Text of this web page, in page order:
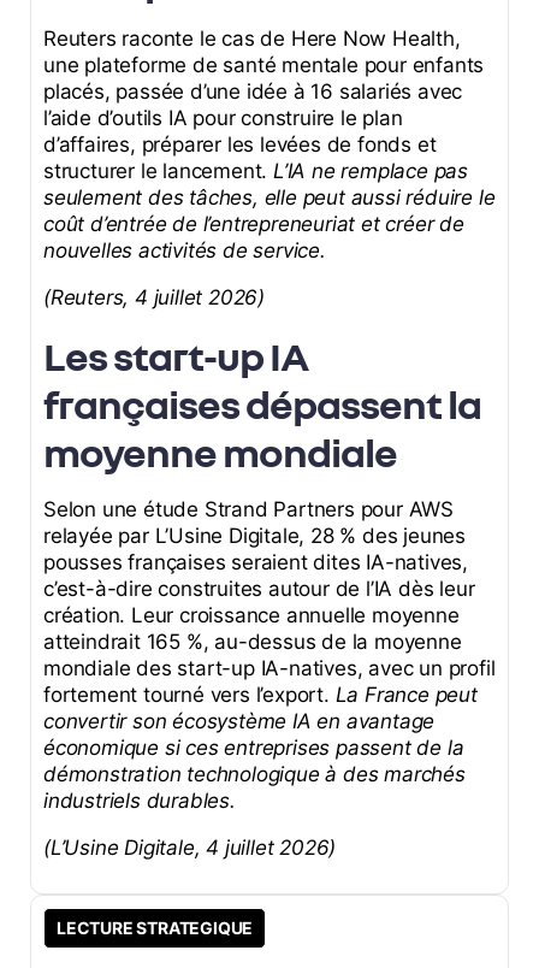
Reuters raconte le cas de Here Now Health,
une plateforme de santé mentale pour enfants
placés, passée d’une idée à 16 salariés avec
l’aide d’outils IA pour construire le plan
d’affaires, préparer les levées de fonds et
structurer le lancement. L’IA ne remplace pas
seulement des tâches, elle peut aussi réduire le
coût d’entrée de l’entrepreneuriat et créer de
nouvelles activités de service.
(Reuters, 4 juillet 2026)
Les start-up IA
françaises dépassent la
moyenne mondiale
Selon une étude Strand Partners pour AWS
relayée par L’Usine Digitale, 28 % des jeunes
pousses françaises seraient dites IA-natives,
c’est-à-dire construites autour de l’IA dès leur
création. Leur croissance annuelle moyenne
atteindrait 165 %, au-dessus de la moyenne
mondiale des start-up IA-natives, avec un profil
fortement tourné vers l’export. La France peut
convertir son écosystème IA en avantage
économique si ces entreprises passent de la
démonstration technologique à des marchés
industriels durables.
(L’Usine Digitale, 4 juillet 2026)
LECTURE STRATEGIQUE